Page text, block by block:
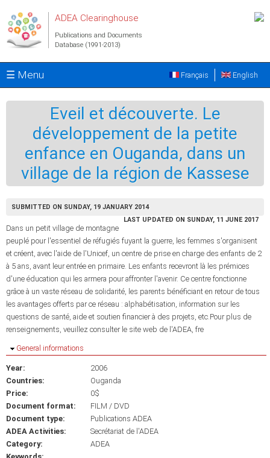
ADEA Clearinghouse
Publications and Documents
Database (1991-2013)
☰ Menu English
Français
Eveil et découverte. Le
développement de la petite
enfance en Ouganda, dans un
village de la région de Kassese
SUBMITTED ON SUNDAY, 19 JANUARY 2014
LAST UPDATED ON SUNDAY, 11 JUNE 2017
Dans un petit village de montagne
peuplé pour l'essentiel de réfugiés fuyant la guerre, les femmes s'organisent
et créent, avec l'aide de l'Unicef, un centre de prise en charge des enfants de 2
à 5 ans, avant leur entrée en primaire. Les enfants recevront là les prémices
d'une éducation qui les armera pour affronter l'avenir. Ce centre fonctionne
grâce à un vaste réseau de solidarité, les parents bénéficiant en retour de tous
les avantages offerts par ce réseau : alphabétisation, information sur les
questions de santé, aide et soutien financier à des projets, etc.Pour plus de
renseignements, veuillez consulter le site web de l'ADEA, fre
Hide
General informations
Year:
2006
Countries:
Ouganda
Price:
0$
Document format:
FILM / DVD
Document type:
Publications ADEA
ADEA Activities:
Secrétariat de l'ADEA
Category:
ADEA